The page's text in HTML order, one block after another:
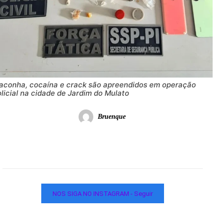
cocaína e crack são apreendidos em operação
na cidade de Jardim do Mulato
Bruenque
NOS SIGA NO INSTAGRAM - Seguir